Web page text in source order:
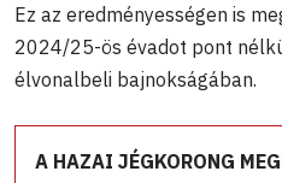
Ez az eredményességen is
2024/25-ös évadot pont
élvonalbeli bajnokságában.
A HAZAI JÉGKORONG